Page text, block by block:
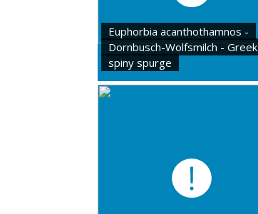
Euphorbia acanthothamnos -
Dornbusch-Wolfsmilch - Greek
spiny spurge